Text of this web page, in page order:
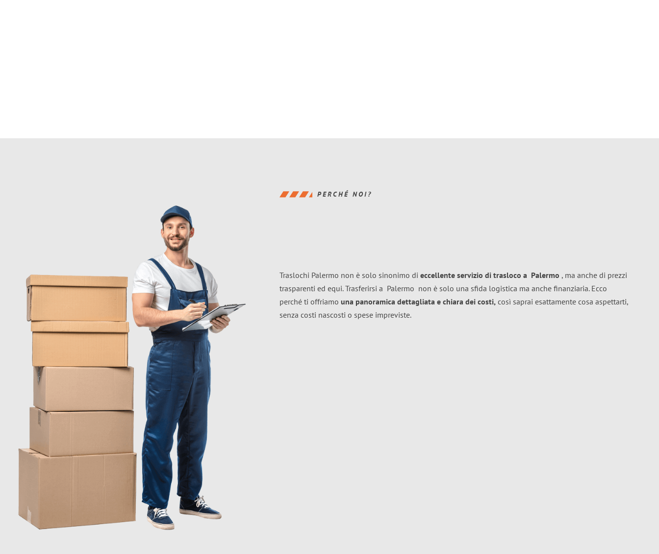
PERCHÉ NOI?
Traslochi Palermo non è solo sinonimo di eccellente servizio di trasloco a Palermo , ma anche di prezzi
trasparenti ed equi. Trasferirsi a Palermo non è solo una sfida logistica ma anche finanziaria. Ecco
perché ti offriamo una panoramica dettagliata e chiara dei costi, così saprai esattamente cosa aspettarti,
senza costi nascosti o spese impreviste.